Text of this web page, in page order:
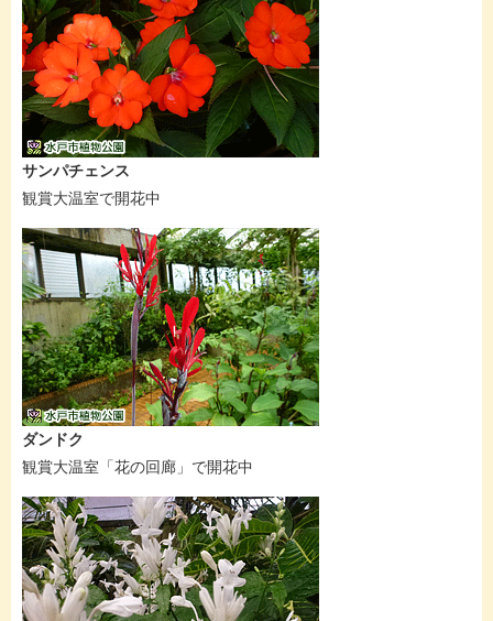
サンパチェンス
観賞大温室で開花中
ダンドク
観賞大温室「花の回廊」で開花中